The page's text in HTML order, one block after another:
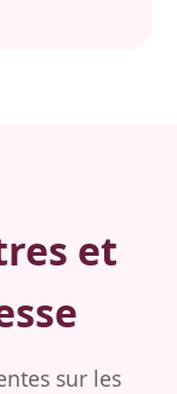
et
sur les